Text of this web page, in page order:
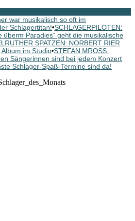
war musikalisch so oft im
Schlagertitan!•SCHLAGERPILOTEN:
überm Paradies“ geht die musikalische
SPATZEN: NORBERT RIER
im Studio•STEFAN MROSS:
Sängerinnen sind bei jedem Konzert
Schlager-Spaß-Termine sind da!